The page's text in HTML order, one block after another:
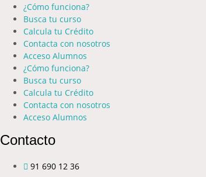
¿Cómo funciona?
Busca tu curso
Calcula tu Crédito
Contacta con nosotros
Acceso Alumnos
¿Cómo funciona?
Busca tu curso
Calcula tu Crédito
Contacta con nosotros
Acceso Alumnos
Contacto
91 690 12 36